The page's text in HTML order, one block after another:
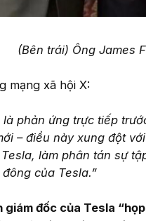
(Bên trái) Ông James
mạng xã hội X:
phản ứng trực tiếp
– điều này xung đột
làm phân tán sự
của Tesla.”
giám đốc của Tesla